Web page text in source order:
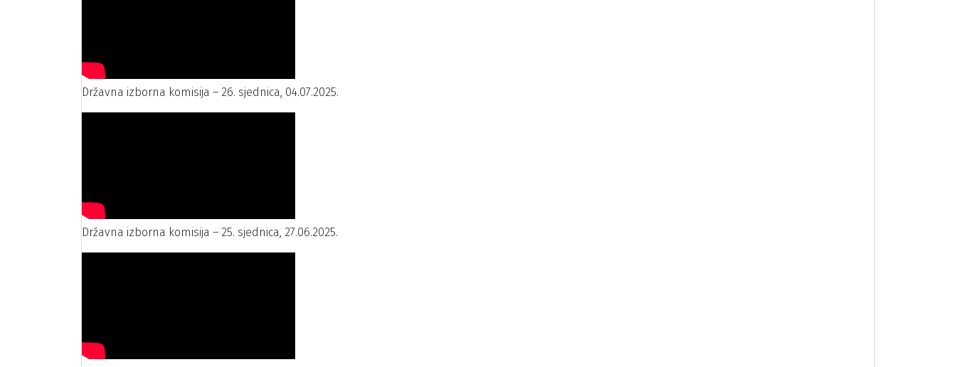
Državna izborna komisija – 26. sjednica, 04.07.2025.
Državna izborna komisija – 25. sjednica, 27.06.2025.